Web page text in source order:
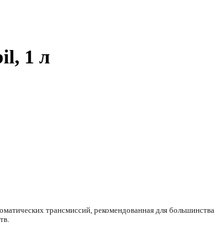
1 л
трансмиссий, рекомендованная для большинства